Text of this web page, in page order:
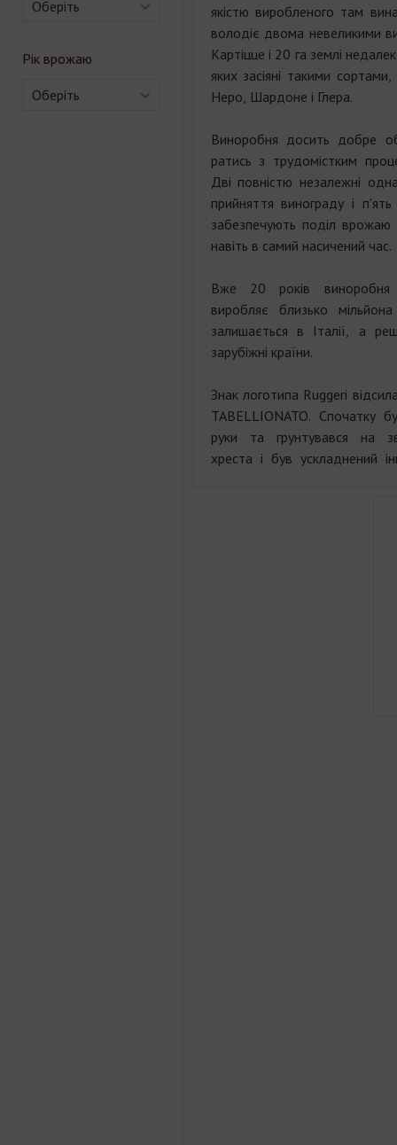
Оберіть
Рік врожаю
Оберіть
якістю виробленого там
володіє двома невеликими
Картіцце і 20 га землі
яких засіяні такими
Неро, Шардоне і Глера.
Виноробня досить добре
ратись з трудомістким
Дві повністю незалежні
прийняття винограду і
забезпечують поділ врожаю
навіть в самий насичений час.
Вже 20 років виноробня
виробляє близько
залишається в Італії, а
зарубіжні країни.
Знак логотипа Ruggeri
TABELLIONATO. Спочатку
руки та грунтувався на
хреста і був ускладнений